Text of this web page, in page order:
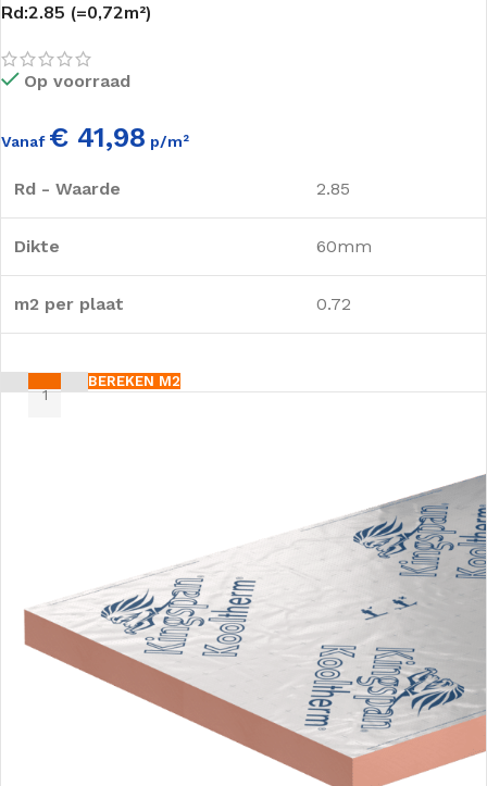
Rd:2.85 (=0,72m²)
Op voorraad
Vanaf € 41,98 p/m²
Rd - Waarde 2.85
Dikte 60mm
m2 per plaat 0.72
BEREKEN M2